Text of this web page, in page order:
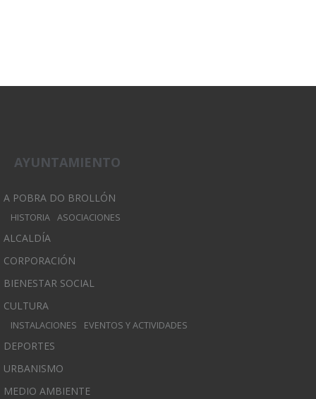
AYUNTAMIENTO
A POBRA DO BROLLÓN
HISTORIA ASOCIACIONES
ALCALDÍA
CORPORACIÓN
BIENESTAR SOCIAL
CULTURA
INSTALACIONES EVENTOS Y ACTIVIDADES
DEPORTES
URBANISMO
MEDIO AMBIENTE